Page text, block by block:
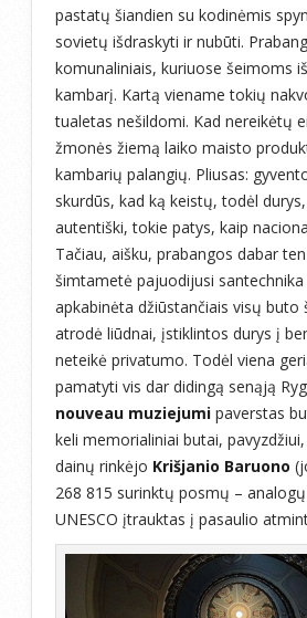
pastatų šiandien su kodinėmis
sovietų išdraskyti ir nubūti.
komunaliniais, kuriuose šeimoms
kambarį. Kartą viename tokių
tualetas nešildomi. Kad nereikėtų
žmonės žiemą laiko maisto
kambarių palangių. Pliusas:
skurdūs, kad ką keistų, todėl
autentiški, tokie patys, kaip
Tačiau, aišku, prabangos dabar
šimtametė pajuodijusi
apkabinėta džiūstančiais visų buto
atrodė liūdnai, įstiklintos durys į
neteikė privatumo. Todėl viena
pamatyti vis dar didingą senąją
nouveau muziejumi paverstas
keli memorialiniai butai,
dainų rinkėjo Krišjanio Baruono
268 815 surinktų posmų –
UNESCO įtrauktas į pasaulio